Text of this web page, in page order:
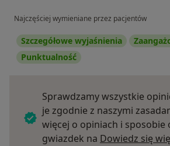
Najczęściej wymieniane przez pacjentów
Szczegółowe wyjaśnienia
Punktualność
Sprawdzamy wszystkie
je zgodnie z naszymi
więcej o opiniach i sposobie
gwiazdek na Dowiedz się